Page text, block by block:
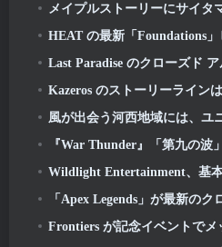
メイプルストーリーにサイタマがワ
HEAT の最新「Foundations」ビデオでは、エージェント
Last Paradise のクローズド アルファ テスト トレーラーは、ゾンビ黙示録
Kazeros のストーリーラインは Lost Ark の
風が出会う河西地域には、ユニークな体験でありながら
『War Thunder』「第九の波」アップデ
Wildlight Entertainment、基本プレイ無料のヒーローシ
「Apex Legends」が最新のクロスオーバー
Frontiers が記念イベントでメッ